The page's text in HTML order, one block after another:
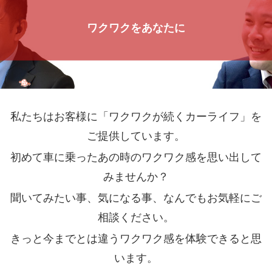
ワクワクをあなたに
私たちはお客様に「ワクワクが続くカーライフ」を
ご提供しています。
初めて車に乗ったあの時のワクワク感を思い出して
みませんか？
聞いてみたい事、気になる事、なんでもお気軽にご
相談ください。
きっと今までとは違うワクワク感を体験できると思
います。